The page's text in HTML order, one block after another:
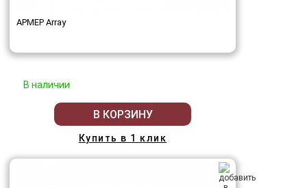
АРМЕР Array
В наличии
В КОРЗИНУ
Купить в 1 клик